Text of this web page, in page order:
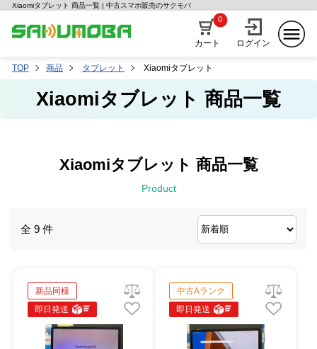
Xiaomiタブレット 商品一覧 | 中古スマホ販売のサクモバ
カート
0
ログイン
TOP 商品 タブレット Xiaomiタブレット
Xiaomiタブレット 商品一覧
Xiaomiタブレット 商品一覧
Product
全 9 件
新品同様
即日発送
中古Aランク
即日発送